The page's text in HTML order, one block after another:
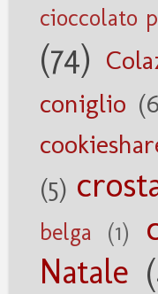
cioccolato
(74)
coniglio
(5)
belga
(1)
Natale